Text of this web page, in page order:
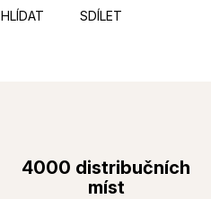
HLÍDAT SDÍLET
4000 distribučních
míst